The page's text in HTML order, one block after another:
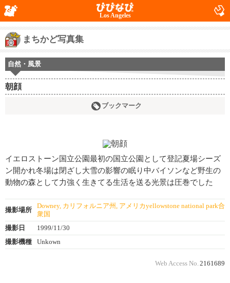
Los Angeles
まちかど写真集
自然・風景
朝顔
ブックマーク
イエロストーン国立公園最初の国立公園として登記夏場シーズ
ン開かれ冬場は閉ざし大雪の影響の眠り中バイソンなど野生の
動物の森として力強く生きてる生活を送る光景は圧巻でした
撮影場所
Downey, カリフォルニア州, アメリカyellowstone national park合
衆国
撮影日
1999/11/30
撮影機種
Unkown
Web Access No. 2161689